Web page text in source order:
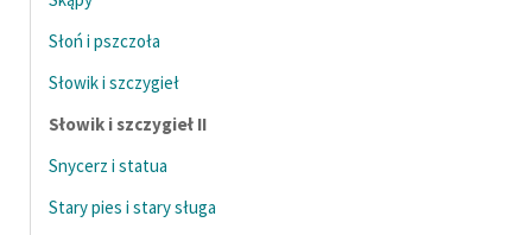
Słoń i pszczoła
Słowik i szczygieł
Słowik i szczygieł II
Snycerz i statua
Stary pies i stary sługa